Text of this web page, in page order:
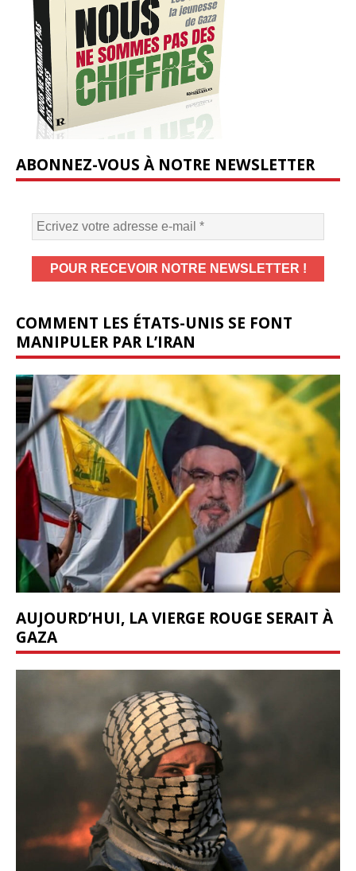
ABONNEZ-VOUS À NOTRE NEWSLETTER
COMMENT LES ÉTATS-UNIS SE FONT
MANIPULER PAR L’IRAN
AUJOURD’HUI, LA VIERGE ROUGE SERAIT À
GAZA